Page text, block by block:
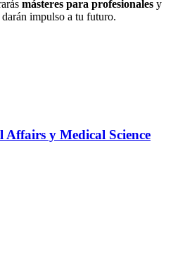
másteres para profesionales y
darán impulso a tu futuro.
Affairs y Medical Science